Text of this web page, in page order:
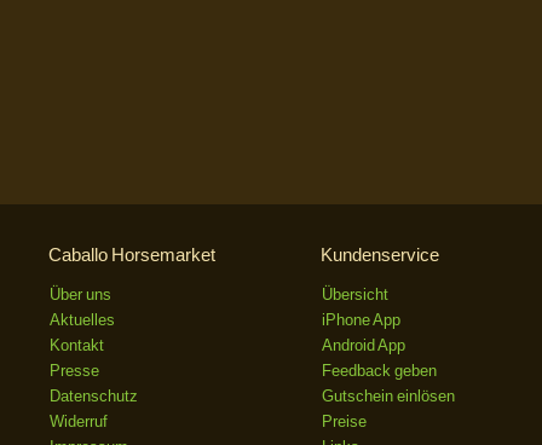
Caballo Horsemarket
Über uns
Aktuelles
Kontakt
Presse
Datenschutz
Widerruf
Kundenservice
Übersicht
iPhone App
Android App
Feedback geben
Gutschein einlösen
Preise